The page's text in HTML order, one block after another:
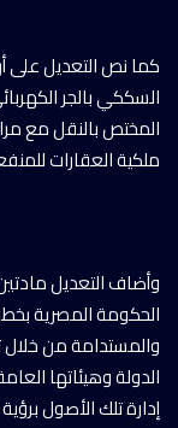
كما نص التعديل على
السككي بالجر
ملكية العقارات
وأضاف التعديل
الحكومة المصرية
والمستدامة من
الدولة وهيئاتها
إدارة تلك الأصول